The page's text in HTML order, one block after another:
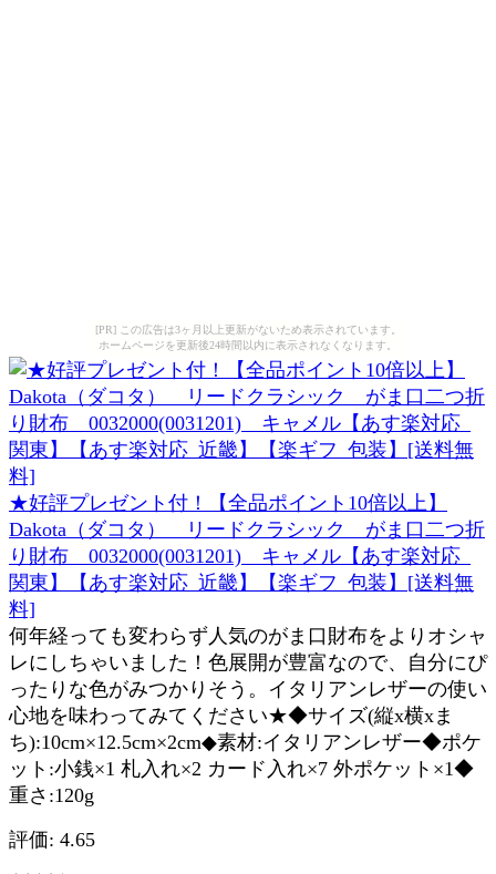
[PR] この広告は3ヶ月以上更新がないため表示されています。
ホームページを更新後24時間以内に表示されなくなります。
★好評プレゼント付！【全品ポイント10倍以上】
Dakota（ダコタ） リードクラシック がま口二つ折
り財布 0032000(0031201) キャメル【あす楽対応_
関東】【あす楽対応_近畿】【楽ギフ_包装】[送料無
料]
何年経っても変わらず人気のがま口財布をよりオシャ
レにしちゃいました！色展開が豊富なので、自分にぴ
ったりな色がみつかりそう。イタリアンレザーの使い
心地を味わってみてください★◆サイズ(縦x横xま
ち):10cm×12.5cm×2cm◆素材:イタリアンレザー◆ポケ
ット:小銭×1 札入れ×2 カード入れ×7 外ポケット×1◆
重さ:120g
評価: 4.65